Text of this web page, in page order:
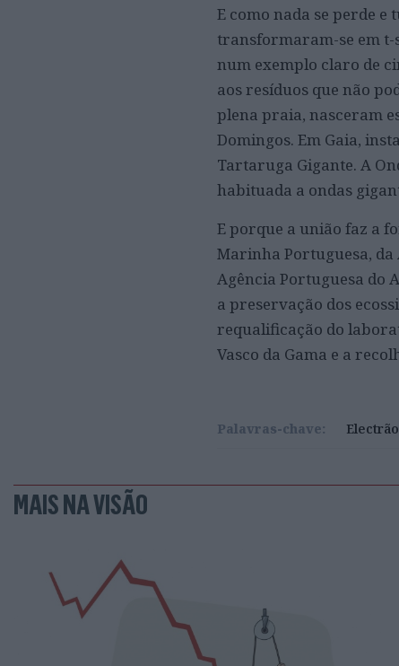
E como nada se perde
transformaram-se em
num exemplo claro de
aos resíduos que não
plena praia, nasceram
Domingos. Em Gaia,
Tartaruga Gigante. A
habituada a ondas
E porque a união faz a
Marinha Portuguesa, da
Agência Portuguesa do
a preservação dos
requalificação do
Vasco da Gama e a
Palavras-chave: Electrão
MAIS NA VISÃO